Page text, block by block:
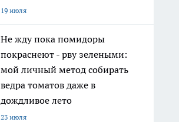
19 июля
Не жду пока помидоры
покраснеют - рву зелеными:
мой личный метод собирать
ведра томатов даже в
дождливое лето
23 июля